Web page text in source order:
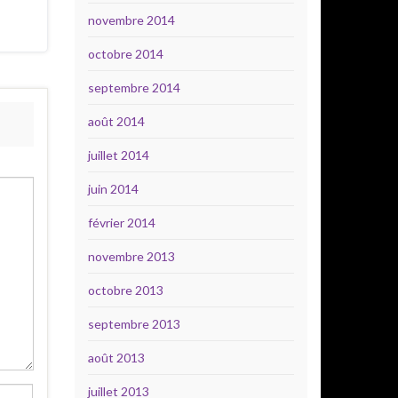
novembre 2014
octobre 2014
septembre 2014
août 2014
juillet 2014
juin 2014
février 2014
novembre 2013
octobre 2013
septembre 2013
août 2013
juillet 2013